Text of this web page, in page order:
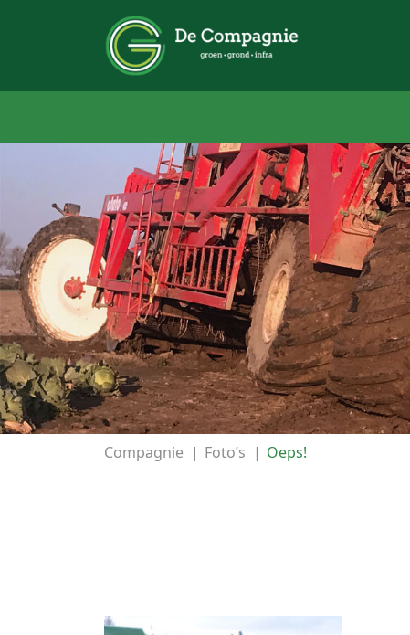
Compagnie | Foto’s | Oeps!